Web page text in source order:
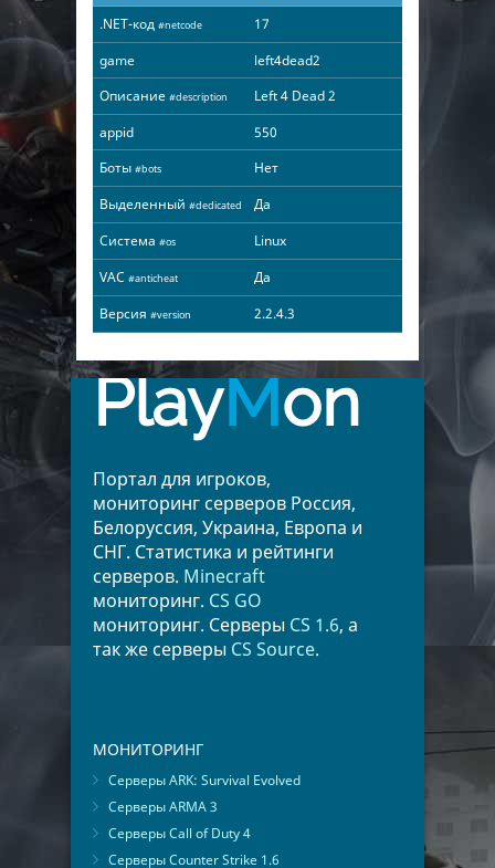
.NET-код #netcode
17
game
left4dead2
Описание #description
Left 4 Dead 2
appid
550
Боты #bots
Нет
Выделенный #dedicated
Да
Система #os
Linux
VAC #anticheat
Да
Версия #version 2.2.4.3
PlayMon
Портал для игроков,
мониторинг серверов Россия,
Белоруссия, Украина, Европа и
СНГ. Статистика и рейтинги
серверов. Minecraft
мониторинг. CS GO
мониторинг. Серверы CS 1.6, а
так же серверы CS Source.
МОНИТОРИНГ
Серверы ARK: Survival Evolved
Серверы ARMA 3
Серверы Call of Duty 4
Серверы Counter Strike 1.6